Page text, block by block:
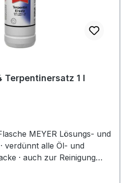
MEYER 10001104 Terpentinersatz 1 l
MEYER Lösungs- und
verdünnt alle Öl- und
· auch zur Reinigung